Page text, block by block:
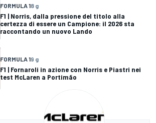
FORMULA 18 g
F1 | Norris, dalla pressione del titolo alla
certezza di essere un Campione: il 2026 sta
raccontando un nuovo Lando
FORMULA 19 g
F1 | Fornaroli in azione con Norris e Piastri nei
test McLaren a Portimão